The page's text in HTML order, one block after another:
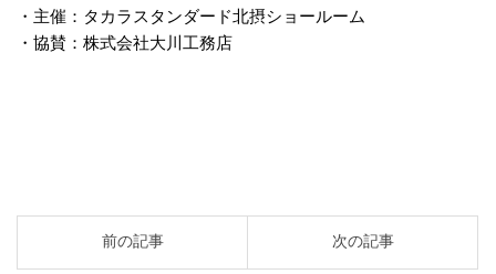
・主催：タカラスタンダード北摂ショールーム
・協賛：株式会社大川工務店
前の記事 次の記事